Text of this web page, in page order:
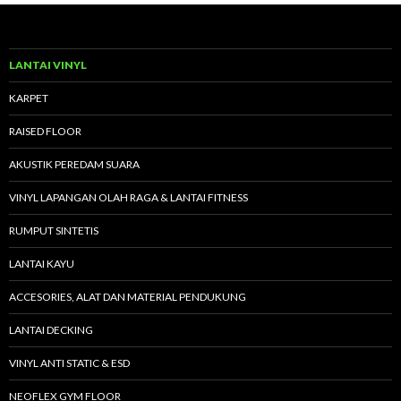
u
:
LANTAI VINYL
KARPET
RAISED FLOOR
AKUSTIK PEREDAM SUARA
VINYL LAPANGAN OLAH RAGA & LANTAI FITNESS
RUMPUT SINTETIS
LANTAI KAYU
ACCESORIES, ALAT DAN MATERIAL PENDUKUNG
LANTAI DECKING
VINYL ANTI STATIC & ESD
NEOFLEX GYM FLOOR